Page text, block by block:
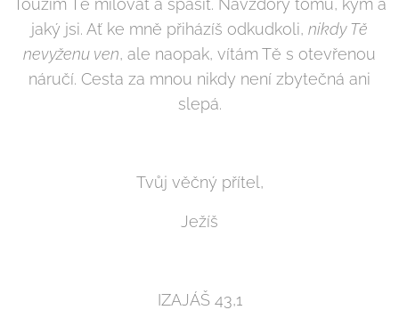
Toužím Tě milovat a spasit. Navzdory tomu, kým a
jaký jsi. Ať ke mně přiházíš odkudkoli, nikdy Tě
nevyženu ven, ale naopak, vítám Tě s otevřenou
náručí. Cesta za mnou nikdy není zbytečná ani
slepá.
Tvůj věčný přítel,
Ježíš
IZAJÁŠ 43,1